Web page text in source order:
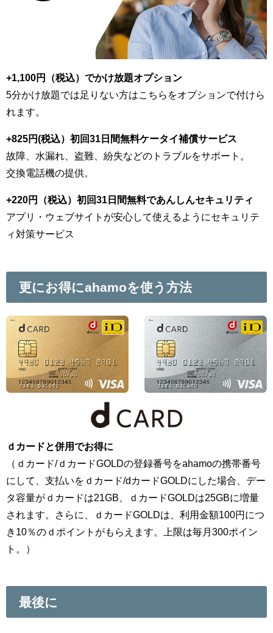
+1,100円（税込）でかけ放題オプション
5分かけ放題では足りない方はこちらをオプションで付けら
れます。
+825円(税込）初回31日間無料ケータイ補償サービス
故障、水漏れ、盗難、紛失などのトラブルをサポート。
交換電話機の提供。
+220円（税込）初回31日間無料であんしんセキュリティ
アプリ・ウェブサイトが安心して使えるようにセキュリテ
ィ対策サービス
更にお得にahamoを使う方法
ｄカードと併用でお得に
（ｄカード/ｄカードGOLDの登録番号をahamoの携帯番号
にして、支払いをｄカード/dカードGOLDにした場合、デー
タ容量がｄカードは21GB、ｄカードGOLDは25GBに増量
されます。さらに、ｄカードGOLDは、利用金額100円につ
き10％のｄポイントがもらえます。上限は毎月300ポイン
ト。）
最後に